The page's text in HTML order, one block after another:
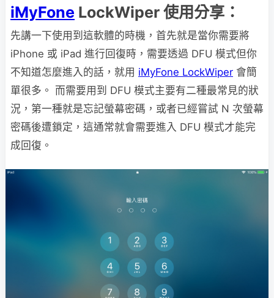
iMyFone LockWiper 使用分享：
先講一下使用到這軟體的時機，首先就是當你需要將
iPhone 或 iPad 進行回復時，需要透過 DFU 模式但你
不知道怎麼進入的話，就用 iMyFone LockWiper 會簡
單很多。 而需要用到 DFU 模式主要有二種最常見的狀
況，第一種就是忘記螢幕密碼，或者已經嘗試 N 次螢幕
密碼後遭鎖定，這通常就會需要進入 DFU 模式才能完
成回復。